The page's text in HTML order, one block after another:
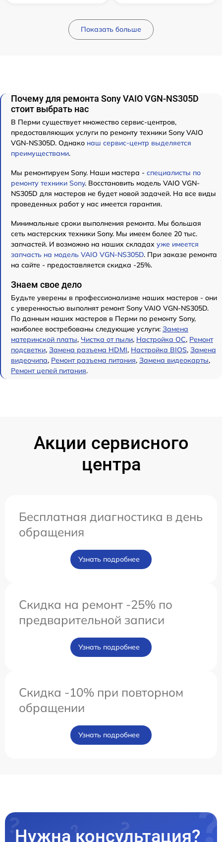
Показать больше
Почему для ремонта Sony VAIO VGN-NS305D
стоит выбрать нас
В Перми существует множество сервис-центров,
предоставляющих услуги по ремонту техники Sony VAIO
VGN-NS305D. Однако наш сервис-центр выделяется
преимуществами.
Мы ремонтируем Sony. Наши мастера - специалисты по
ремонту техники Sony. Восстановить модель VAIO VGN-
NS305D для мастеров не будет новой задачей. На все виды
проведенных работ у нас имеется гарантия.
Минимальные сроки выполнения ремонта. Мы большая
сеть мастерских техники Sony. Мы имеем более 20 тыс.
запчастей. И возможно на наших складах уже имеется
запчасть на модель VAIO VGN-NS305D. При заказе ремонта
на сайте - предоставляется скидка -25%.
Знаем свое дело
Будьте уверены в профессионализме наших мастеров - они
с уверенностью выполнят ремонт Sony VAIO VGN-NS305D.
По данным наших мастеров в Перми по ремонту Sony,
наиболее востребованы следующие услуги: Замена
материнской платы, Чистка от пыли, Настройка ОС, Ремонт
подсветки, Замена разъема HDMI, Настройка BIOS, Замена
видеочипа, Ремонт разъема питания, Замена видеокарты,
Ремонт цепей питания.
Акции сервисного
центра
Бесплатная диагностика в день
обращения
Узнать подробнее
Скидка на ремонт -25% по
предварительной записи
Узнать подробнее
Скидка -10% при повторном
обращении
Узнать подробнее
Нужна консультация?